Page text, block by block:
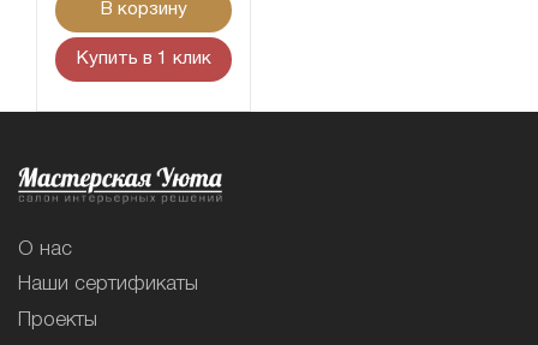
В корзину
Купить в 1 клик
О нас
Наши сертификаты
Проекты